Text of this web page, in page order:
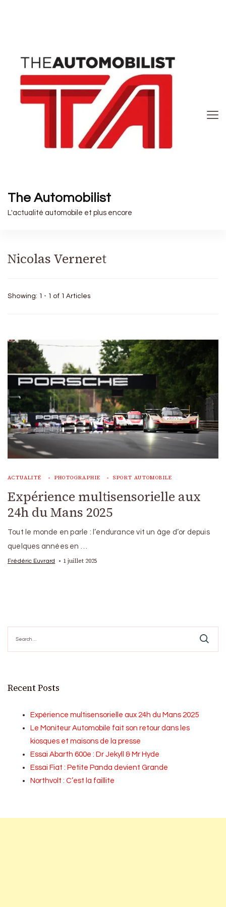
The Automobilist
L'actualité automobile et plus encore
Nicolas Verneret
Showing: 1 - 1 of 1 Articles
ACTUALITÉ PHOTOGRAPHIE SPORT AUTOMOBILE
Expérience multisensorielle aux
24h du Mans 2025
Tout le monde en parle : l’endurance vit un âge d’or depuis
quelques années en …
Frédéric Euvrard 1 juillet 2025
for:
Recent Posts
Expérience multisensorielle aux 24h du Mans 2025
Le Moniteur Automobile fait son retour dans les
kiosques et maisons de la presse
Essai Abarth 600e : Dr Jekyll & Mr Hyde
Essai Fiat : Petite Panda devient Grande
Northvolt : C’est la faillite